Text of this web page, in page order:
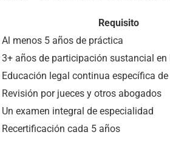
Requisito
Al menos 5 años de práctica
3+ años de participación sustancial en
Educación legal continua específica
Revisión por jueces y otros abogados
Un examen integral de especialidad
Recertificación cada 5 años